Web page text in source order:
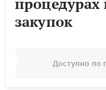
закупок
Доступно по